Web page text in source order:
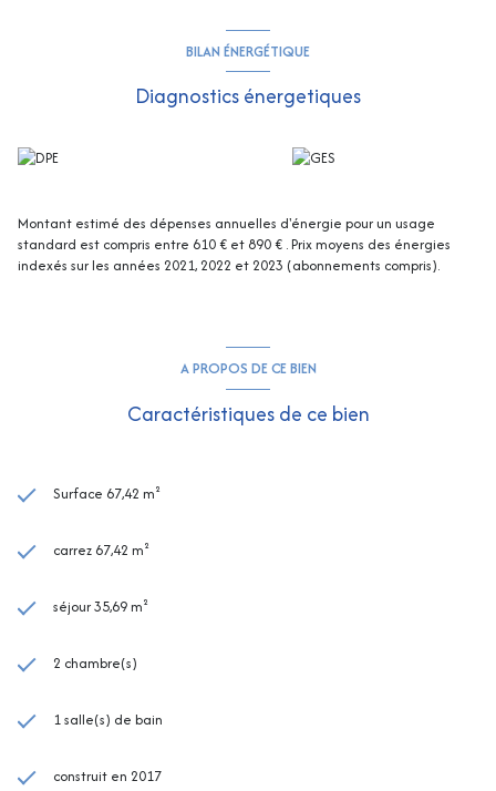
BILAN ÉNERGÉTIQUE
Diagnostics énergetiques
Montant estimé des dépenses annuelles d'énergie pour un usage
standard est compris entre 610 € et 890 € . Prix moyens des énergies
indexés sur les années 2021, 2022 et 2023 (abonnements compris).
A PROPOS DE CE BIEN
Caractéristiques de ce bien
Surface 67,42 m²
carrez 67,42 m²
séjour 35,69 m²
2 chambre(s)
1 salle(s) de bain
construit en 2017